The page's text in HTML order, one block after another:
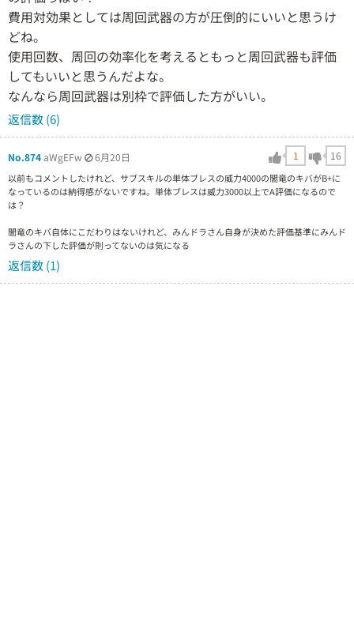
費用対効果としては周回武器の方が圧倒的にいいと思うけ
どね。
使用回数、周回の効率化を考えるともっと周回武器も評価
してもいいと思うんだよな。
なんなら周回武器は別枠で評価した方がいい。
返信数 (6)
No.874aWgEFw 6月20日 1 16
以前もコメントしたけれど、サブスキルの単体ブレスの威力4000の闇竜のキバがB+に
なっているのは納得感がないですね。単体ブレスは威力3000以上でA評価になるので
は？
闇竜のキバ自体にこだわりはないけれど、みんドラさん自身が決めた評価基準にみんド
ラさんの下した評価が則ってないのは気になる
返信数 (1)